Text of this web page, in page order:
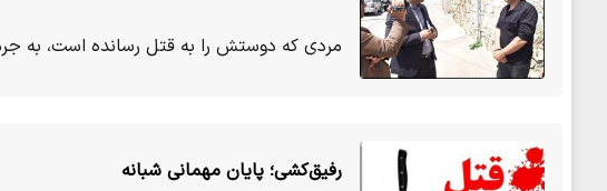
مردی که دوستش را به قتل رسانده است، به
رفیق‌کشی؛ پایان مهمانی شبانه